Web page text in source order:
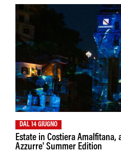
DAL 14 GIUGNO
Estate in Costiera Amalfitana,
Azzurre' Summer Edition